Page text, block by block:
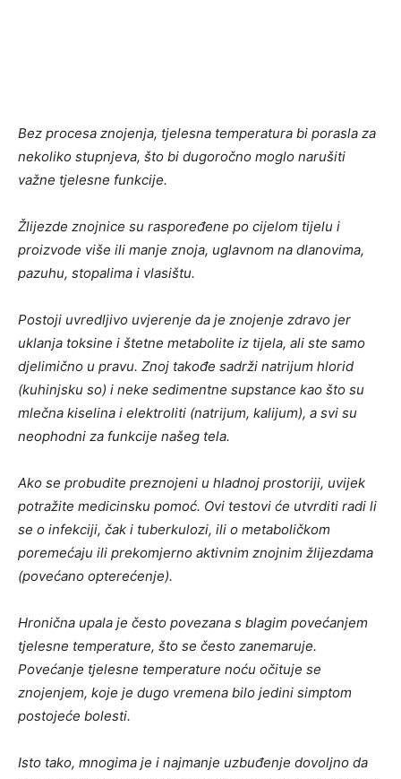
Bez procesa znojenja, tjelesna temperatura bi porasla za
nekoliko stupnjeva, što bi dugoročno moglo narušiti
važne tjelesne funkcije.
Žlijezde znojnice su raspoređene po cijelom tijelu i
proizvode više ili manje znoja, uglavnom na dlanovima,
pazuhu, stopalima i vlasištu.
Postoji uvredljivo uvjerenje da je znojenje zdravo jer
uklanja toksine i štetne metabolite iz tijela, ali ste samo
djelimično u pravu. Znoj takođe sadrži natrijum hlorid
(kuhinjsku so) i neke sedimentne supstance kao što su
mlečna kiselina i elektroliti (natrijum, kalijum), a svi su
neophodni za funkcije našeg tela.
Ako se probudite preznojeni u hladnoj prostoriji, uvijek
potražite medicinsku pomoć. Ovi testovi će utvrditi radi li
se o infekciji, čak i tuberkulozi, ili o metaboličkom
poremećaju ili prekomjerno aktivnim znojnim žlijezdama
(povećano opterećenje).
Hronična upala je često povezana s blagim povećanjem
tjelesne temperature, što se često zanemaruje.
Povećanje tjelesne temperature noću očituje se
znojenjem, koje je dugo vremena bilo jedini simptom
postojeće bolesti.
Isto tako, mnogima je i najmanje uzbuđenje dovoljno da